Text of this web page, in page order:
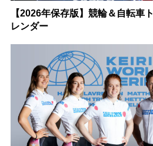
【2026年保存版】競輪＆自転車
レンダー